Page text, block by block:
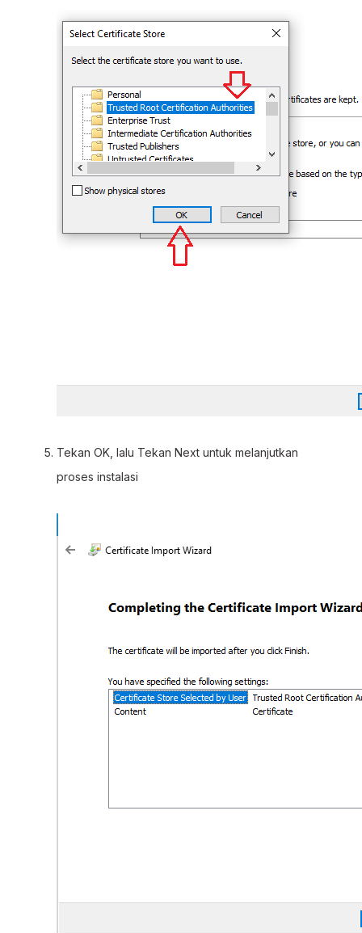
Tekan OK, lalu Tekan Next untuk melanjutkan
proses instalasi